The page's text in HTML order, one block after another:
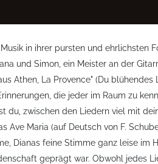
in ihrer pursten und ehrlichsten
und Simon, ein Meister an der
Athen, La Provence" (Du
die jeder im Raum zu
zwischen den Liedern viel mit
Ave Maria (auf Deutsch von F.
Dianas feine Stimme ganz leise
geprägt war. Obwohl jedes